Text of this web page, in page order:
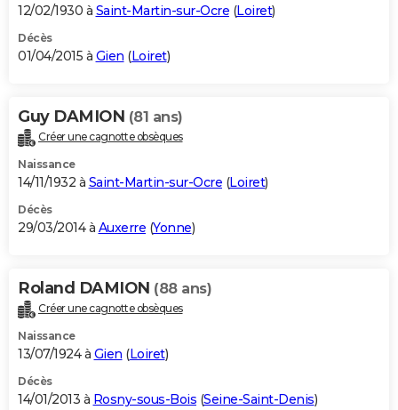
12/02/1930 à Saint-Martin-sur-Ocre (Loiret)
Décès
01/04/2015 à Gien (Loiret)
Guy DAMION (81 ans)
Créer une cagnotte obsèques
Naissance
14/11/1932 à Saint-Martin-sur-Ocre (Loiret)
Décès
29/03/2014 à Auxerre (Yonne)
Roland DAMION (88 ans)
Créer une cagnotte obsèques
Naissance
13/07/1924 à Gien (Loiret)
Décès
14/01/2013 à Rosny-sous-Bois (Seine-Saint-Denis)